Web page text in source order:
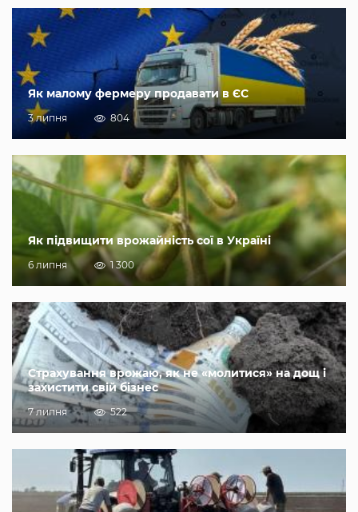
Як малому фермеру продавати в ЄС
3 липня 804
Як підвищити врожайність сої в Україні
6 липня 1 300
Страхування врожаю, як не «молитися» на дощ і
захистити свій бізнес
7 липня 522